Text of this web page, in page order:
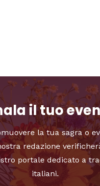
il tuo
la tua sagra o
redazione
portale dedicato a
italiani.